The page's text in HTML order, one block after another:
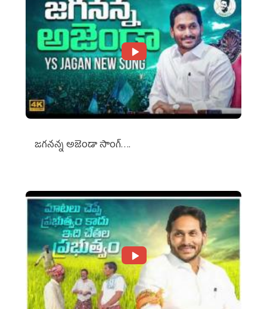
జగనన్న అజెండా సాంగ్….